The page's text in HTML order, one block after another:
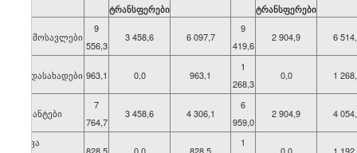
ტრანსფერები
ტრანსფერები
შემოსავლები
9
556,3
3 458,6 6 097,7
9
419,6
2 904,9 6
გადასახადები 963,1 0,0 963,1
1
268,3
0,0 1
გრანტები
7
764,7
3 458,6 4 306,1
6
959,0
2 904,9 4
სხვა 1